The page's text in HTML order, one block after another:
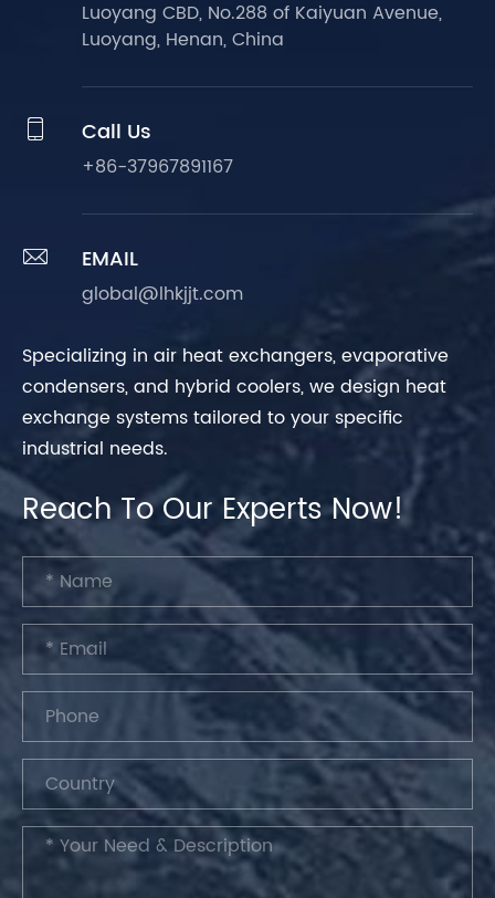
Luoyang CBD, No.288 of Kaiyuan Avenue,
Luoyang, Henan, China
 Call Us
+86-37967891167
 EMAIL
global@lhkjjt.com
Specializing in air heat exchangers, evaporative
condensers, and hybrid coolers, we design heat
exchange systems tailored to your specific
industrial needs.
Reach To Our Experts Now!